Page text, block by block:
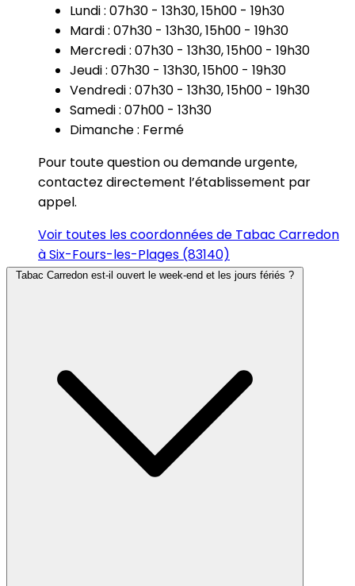
Lundi : 07h30 - 13h30, 15h00 - 19h30
Mardi : 07h30 - 13h30, 15h00 - 19h30
Mercredi : 07h30 - 13h30, 15h00 - 19h30
Jeudi : 07h30 - 13h30, 15h00 - 19h30
Vendredi : 07h30 - 13h30, 15h00 - 19h30
Samedi : 07h00 - 13h30
Dimanche : Fermé
Pour toute question ou demande urgente,
contactez directement l’établissement par
appel.
Voir toutes les coordonnées de Tabac Carredon
à Six-Fours-les-Plages (83140)
Tabac Carredon est-il ouvert le week-end et les jours fériés ?